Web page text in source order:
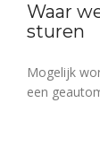
Waar
sturen
Mogelijk
een